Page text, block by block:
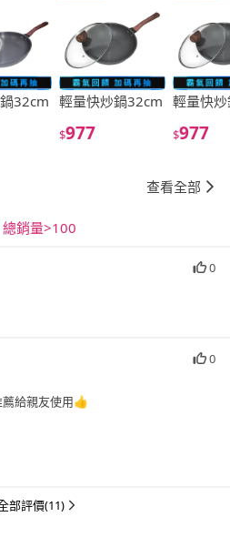
32cm 輕量快炒鍋32cm
$977
輕量快
$977
查看全部
總銷量>100
0
0
給親友使用👍
部評價(11)